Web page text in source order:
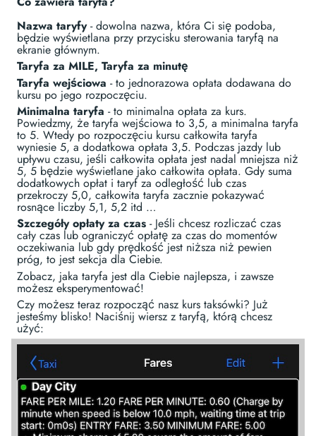
Nazwa taryfy- dowolna nazwa, która Ci się podoba,
będzie wyświetlana przy przycisku sterowania taryfą na
ekranie głównym.
Taryfa za MILE, Taryfa za minutę
Taryfa wejściowa - to jednorazowa opłata dodawana do
kursu po jego rozpoczęciu.
Minimalna taryfa - to minimalna opłata za kurs.
Powiedzmy, że taryfa wejściowa to 3,5, a minimalna taryfa
to 5. Wtedy po rozpoczęciu kursu całkowita taryfa
wyniesie 5, a dodatkowa opłata 3,5. Podczas jazdy lub
upływu czasu, jeśli całkowita opłata jest nadal mniejsza niż
5, 5 będzie wyświetlane jako całkowita opłata. Gdy suma
dodatkowych opłat i taryf za odległość lub czas
przekroczy 5,0, całkowita taryfa zacznie pokazywać
rosnące liczby 5,1, 5,2 itd …
Szczegóły opłaty za czas - Jeśli chcesz rozliczać czas
cały czas lub ograniczyć opłatę za czas do momentów
oczekiwania lub gdy prędkość jest niższa niż pewien
próg, to jest sekcja dla Ciebie.
Zobacz, jaka taryfa jest dla Ciebie najlepsza, i zawsze
możesz eksperymentować!
Czy możesz teraz rozpocząć nasz kurs taksówki? Już
jesteśmy blisko! Naciśnij wiersz z taryfą, którą chcesz
użyć: